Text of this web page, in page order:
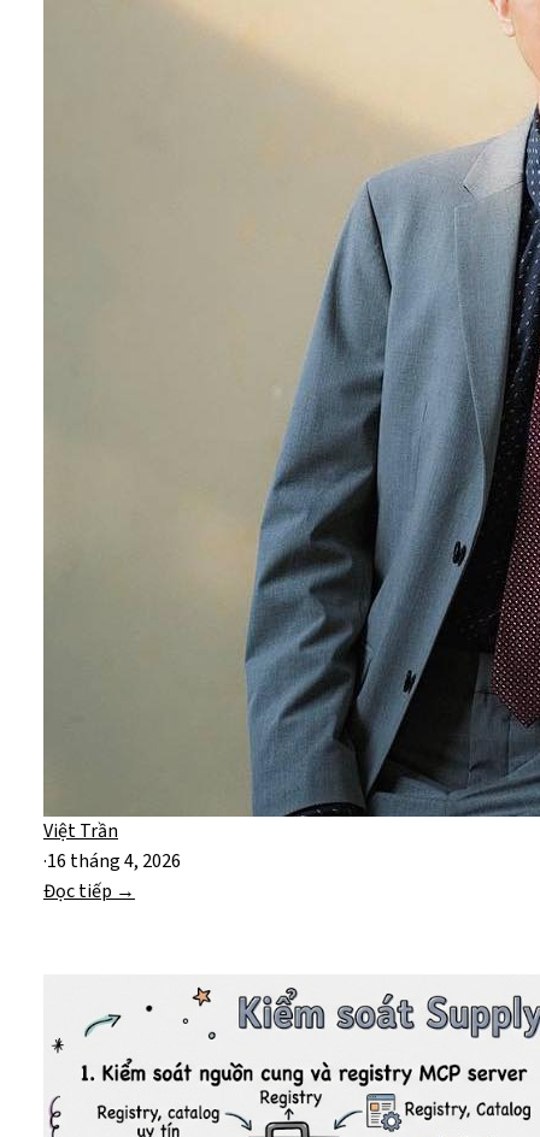
Việt Trần
·16 tháng 4, 2026
Đọc tiếp →